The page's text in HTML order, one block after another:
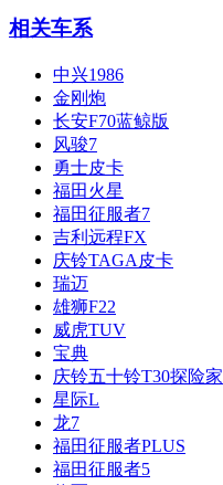
相关车系
中兴1986
金刚炮
长安F70蓝鲸版
风骏7
勇士皮卡
福田火星
福田征服者7
吉利远程FX
庆铃TAGA皮卡
瑞迈
雄狮F22
威虎TUV
宝典
庆铃五十铃T30探险家
星际L
龙7
福田征服者PLUS
福田征服者5